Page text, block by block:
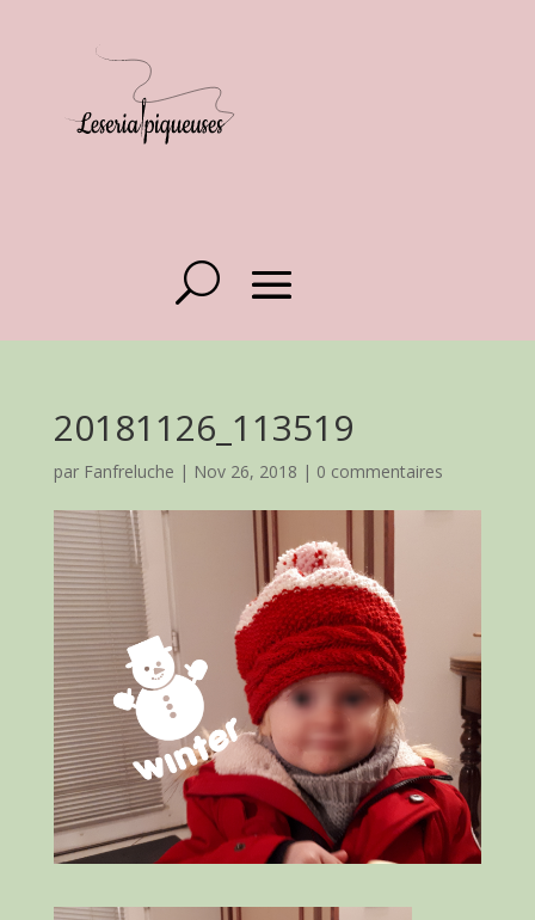
20181126_113519
par Fanfreluche | Nov 26, 2018 | 0 commentaires